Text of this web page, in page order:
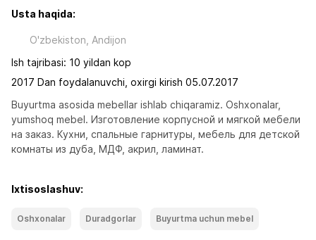
Usta haqida:
O'zbekiston, Andijon
Ish tajribasi: 10 yildan kop
2017 Dan foydalanuvchi, oxirgi kirish 05.07.2017
Buyurtma asosida mebellar ishlab chiqaramiz. Oshxonalar,
yumshoq mebel. Изготовление корпусной и мягкой мебели
на заказ. Кухни, спальные гарнитуры, мебель для детской
комнаты из дуба, МДФ, акрил, ламинат.
Ixtisoslashuv:
Oshxonalar Duradgorlar Buyurtma uchun mebel